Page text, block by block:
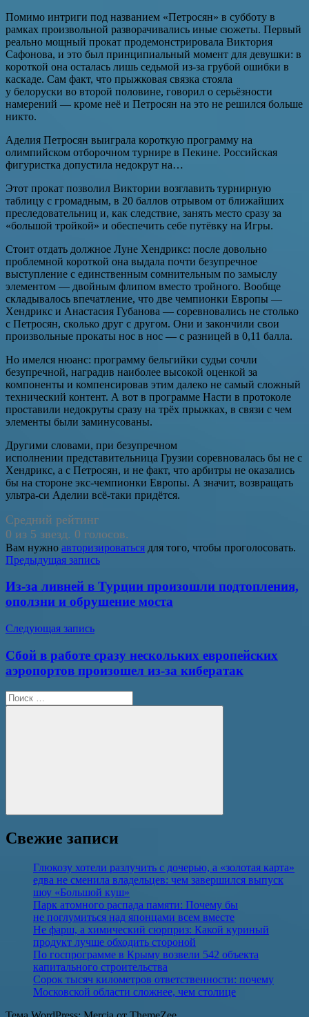
Помимо интриги под названием «Петросян» в субботу в
рамках произвольной разворачивались иные сюжеты. Первый
реально мощный прокат продемонстрировала Виктория
Сафонова, и это был принципиальный момент для девушки: в
короткой она осталась лишь седьмой из-за грубой ошибки в
каскаде. Сам факт, что прыжковая связка стояла
у белоруски во второй половине, говорил о серьёзности
намерений — кроме неё и Петросян на это не решился больше
никто.
Аделия Петросян выиграла короткую программу на
олимпийском отборочном турнире в Пекине. Российская
фигуристка допустила недокрут на…
Этот прокат позволил Виктории возглавить турнирную
таблицу с громадным, в 20 баллов отрывом от ближайших
преследовательниц и, как следствие, занять место сразу за
«большой тройкой» и обеспечить себе путёвку на Игры.
Стоит отдать должное Луне Хендрикс: после довольно
проблемной короткой она выдала почти безупречное
выступление с единственным сомнительным по замыслу
элементом — двойным флипом вместо тройного. Вообще
складывалось впечатление, что две чемпионки Европы —
Хендрикс и Анастасия Губанова — соревновались не столько
с Петросян, сколько друг с другом. Они и закончили свои
произвольные прокаты нос в нос — с разницей в 0,11 балла.
Но имелся нюанс: программу бельгийки судьи сочли
безупречной, наградив наиболее высокой оценкой за
компоненты и компенсировав этим далеко не самый сложный
технический контент. А вот в программе Насти в протоколе
проставили недокруты сразу на трёх прыжках, в связи с чем
элементы были заминусованы.
Другими словами, при безупречном
исполнении представительница Грузии соревновалась бы не с
Хендрикс, а с Петросян, и не факт, что арбитры не оказались
бы на стороне экс-чемпионки Европы. А значит, возвращать
ультра-си Аделии всё-таки придётся.
Средний рейтинг
0 из 5 звезд. 0 голосов.
Вам нужно авторизироваться для того, чтобы проголосовать.
Навигация
по
записям
Предыдущая запись
Из-за ливней в Турции произошли подтопления,
оползни и обрушение моста
Следующая запись
Сбой в работе сразу нескольких европейских
аэропортов произошел из-за кибератак
Поиск
для:
Поиск
Свежие записи
Глюкозу хотели разлучить с дочерью, а «золотая карта»
едва не сменила владельцев: чем завершился выпуск
шоу «Большой куш»
Парк атомного распада памяти: Почему бы
не поглумиться над японцами всем вместе
Не фарш, а химический сюрприз: Какой куриный
продукт лучше обходить стороной
По госпрограмме в Крыму возвели 542 объекта
капитального строительства
Сорок тысяч километров ответственности: почему
Московской области сложнее, чем столице